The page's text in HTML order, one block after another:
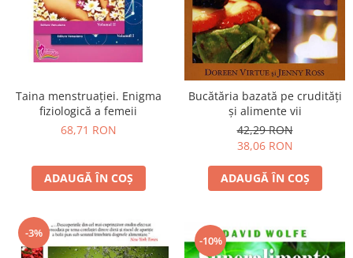
Vindecare
Povestiri
Relații de cuplu
Psihologie practică
Sexualitate
Seria Masaru Emoto
Îngeri
Taina menstruației. Enigma
fiziologică a femeii
68,71 RON
ADAUGĂ ÎN COȘ
Bucătăria bazată pe crudităţi
şi alimente vii
42,29 RON
38,06 RON
ADAUGĂ ÎN COȘ
-3%
-10%